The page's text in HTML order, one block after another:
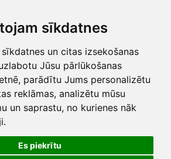
sīkdatnes
un citas izsekošanas
Jūsu pārlūkošanas
parādītu Jums personalizētu
reklāmas, analizētu mūsu
un saprastu, no kurienes nāk
Es piekrītu